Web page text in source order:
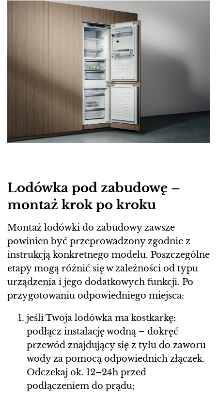
Lodówka pod zabudowę –
montaż krok po kroku
Montaż lodówki do zabudowy zawsze
powinien być przeprowadzony zgodnie z
instrukcją konkretnego modelu. Poszczególne
etapy mogą różnić się w zależności od typu
urządzenia i jego dodatkowych funkcji. Po
przygotowaniu odpowiedniego miejsca:
jeśli Twoja lodówka ma kostkarkę:
podłącz instalację wodną – dokręć
przewód znajdujący się z tyłu do zaworu
wody za pomocą odpowiednich złączek.
Odczekaj ok. 12–24h przed
podłączeniem do prądu;